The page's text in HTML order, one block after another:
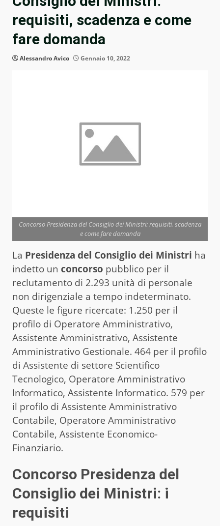
requisiti, scadenza e come
fare domanda
Alessandro Avico Gennaio 10, 2022
Concorso Presidenza del Consiglio dei Ministri: requisiti, scadenza
e come fare domanda
La Presidenza del Consiglio dei Ministri ha
indetto un concorso pubblico per il
reclutamento di 2.293 unità di personale
non dirigenziale a tempo indeterminato.
Queste le figure ricercate: 1.250 per il
profilo di Operatore Amministrativo,
Assistente Amministrativo, Assistente
Amministrativo Gestionale. 464 per il profilo
di Assistente di settore Scientifico
Tecnologico, Operatore Amministrativo
Informatico, Assistente Informatico. 579 per
il profilo di Assistente Amministrativo
Contabile, Operatore Amministrativo
Contabile, Assistente Economico-
Finanziario.
Concorso Presidenza del
Consiglio dei Ministri: i
requisiti